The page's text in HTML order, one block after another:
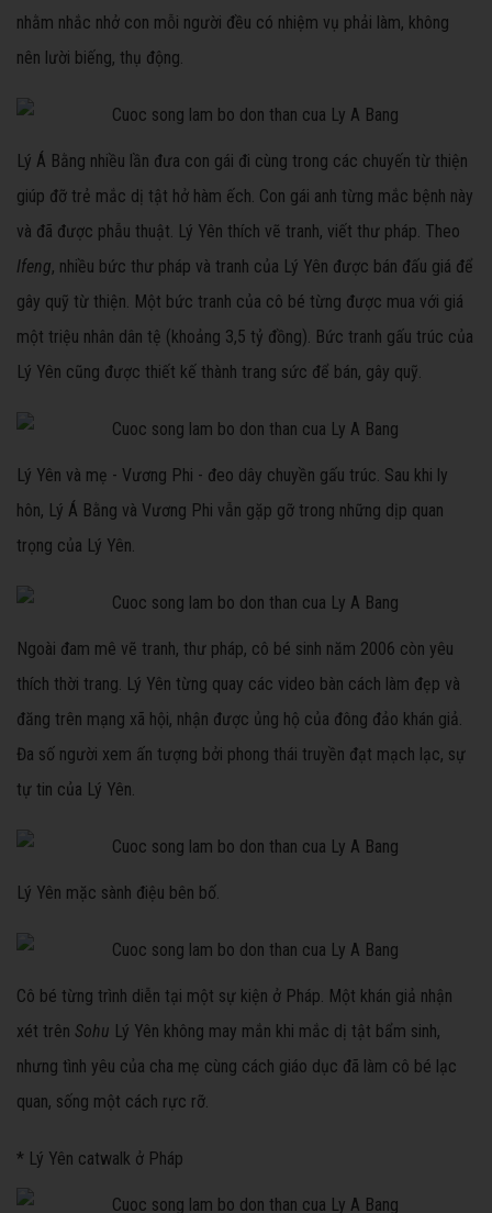
nhằm nhắc nhở con mỗi người đều có nhiệm vụ phải làm, không
nên lười biếng, thụ động.
Lý Á Bằng nhiều lần đưa con gái đi cùng trong các chuyến từ thiện
giúp đỡ trẻ mắc dị tật hở hàm ếch. Con gái anh từng mắc bệnh này
và đã được phẫu thuật. Lý Yên thích vẽ tranh, viết thư pháp. Theo
Ifeng, nhiều bức thư pháp và tranh của Lý Yên được bán đấu giá để
gây quỹ từ thiện. Một bức tranh của cô bé từng được mua với giá
một triệu nhân dân tệ (khoảng 3,5 tỷ đồng). Bức tranh gấu trúc của
Lý Yên cũng được thiết kế thành trang sức để bán, gây quỹ.
Lý Yên và mẹ - Vương Phi - đeo dây chuyền gấu trúc. Sau khi ly
hôn, Lý Á Bằng và Vương Phi vẫn gặp gỡ trong những dịp quan
trọng của Lý Yên.
Ngoài đam mê vẽ tranh, thư pháp, cô bé sinh năm 2006 còn yêu
thích thời trang. Lý Yên từng quay các video bàn cách làm đẹp và
đăng trên mạng xã hội, nhận được ủng hộ của đông đảo khán giả.
Đa số người xem ấn tượng bởi phong thái truyền đạt mạch lạc, sự
tự tin của Lý Yên.
Lý Yên mặc sành điệu bên bố.
Cô bé từng trình diễn tại một sự kiện ở Pháp. Một khán giả nhận
xét trên Sohu Lý Yên không may mắn khi mắc dị tật bẩm sinh,
nhưng tình yêu của cha mẹ cùng cách giáo dục đã làm cô bé lạc
quan, sống một cách rực rỡ.
* Lý Yên catwalk ở Pháp